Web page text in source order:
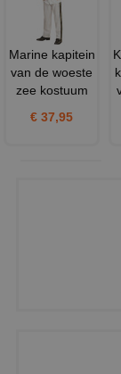
Marine kapitein
van de woeste
zee kostuum
€ 37,95